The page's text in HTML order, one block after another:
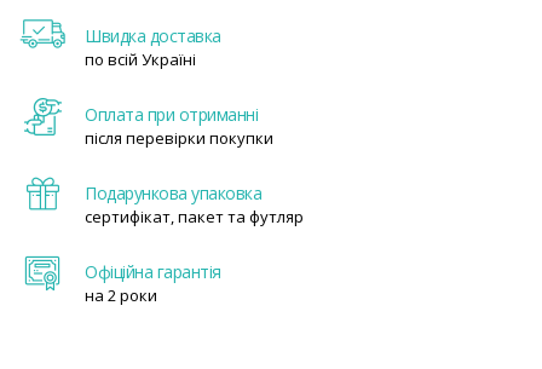
Швидка доставка
по всій Україні
Оплата при отриманні
після перевірки покупки
Подарункова упаковка
сертифікат, пакет та футляр
Офіційна гарантія
на 2 роки